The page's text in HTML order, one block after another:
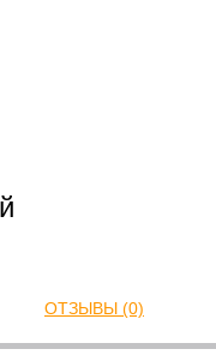
ОТЗЫВЫ (0)